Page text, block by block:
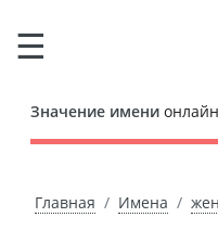
Значение имени онлайн
Главная Имена